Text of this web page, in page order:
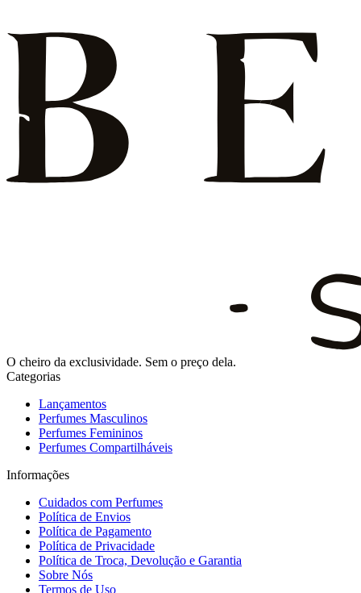
O cheiro da exclusividade. Sem o preço dela.
Categorias
Lançamentos
Perfumes Masculinos
Perfumes Femininos
Perfumes Compartilháveis
Informações
Cuidados com Perfumes
Política de Envios
Política de Pagamento
Política de Privacidade
Política de Troca, Devolução e Garantia
Sobre Nós
Termos de Uso